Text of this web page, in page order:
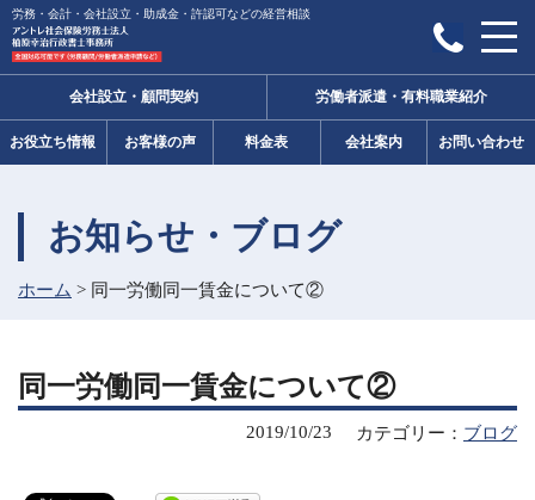
労務・会計・会社設立・助成金・許認可などの経営相談
会社設立・顧問契約 労働者派遣・有料職業紹介
お役立ち情報 お客様の声 料金表 会社案内 お問い合わせ
お知らせ・ブログ
ホーム > 同一労働同一賃金について②
同一労働同一賃金について②
カテゴリー： ブログ
2019/10/23